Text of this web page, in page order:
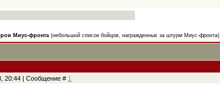
Миус-фронта (небольшой список бойцов, награжденных за штурм Миус-фронта)
20:44 | Сообщение # 1